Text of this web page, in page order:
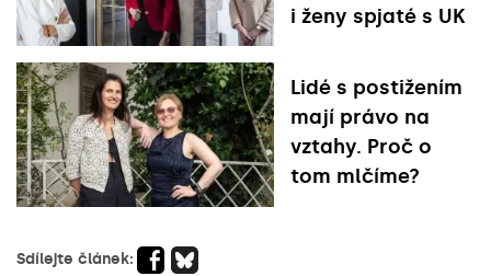
i ženy spjaté s UK
Lidé s postižením
mají právo na
vztahy. Proč o
tom mlčíme?
Sdílejte článek: